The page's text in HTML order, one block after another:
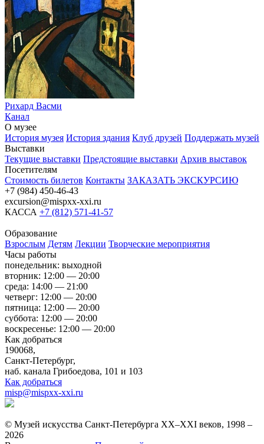
Рихард Васми
Канал
О музее
История музея История здания Клуб друзей Поддержать музей
Выставки
Текущие выставки Предстоящие выставки Архив выставок
Посетителям
Стоимость билетов Контакты ЗАКАЗАТЬ ЭКСКУРСИЮ
+7 (984) 450-46-43
excursion@mispxx-xxi.ru
КАССА +7 (812) 571-41-57
Образование
Взрослым Детям Лекции Творческие мероприятия
Часы работы
понедельник: выходной
вторник: 12:00 — 20:00
среда: 14:00 — 21:00
четверг: 12:00 — 20:00
пятница: 12:00 — 20:00
суббота: 12:00 — 20:00
воскресенье: 12:00 — 20:00
Как добраться
190068,
Санкт-Петербург,
наб. канала Грибоедова, 101 и 103
Как добраться
misp@mispxx-xxi.ru
© Музей искусства Санкт-Петербурга XX–XXI веков, 1998 –
2026